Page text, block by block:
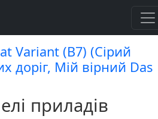
Variant (B7) (Сірий
доріг, Мій вірний Das
приладів